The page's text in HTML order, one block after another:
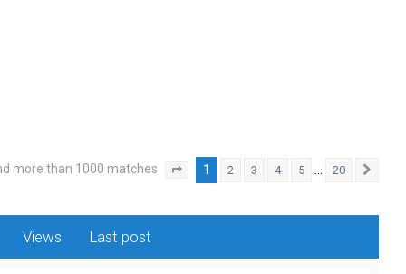
more than 1000 matches Page of
1 2 3 4 5 … 20
Views Last post